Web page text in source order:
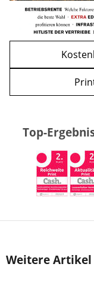
Top-
Weitere Artikel